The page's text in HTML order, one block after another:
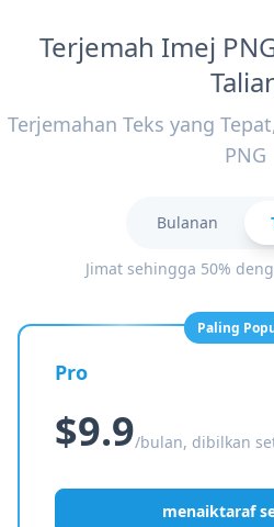
Terjemah Imej
Terjemahan Teks yang
PNG
Bulanan
Jimat sehingga 50%
Paling
Pro
$9.9/bulan, dibilkan
menaiktaraf